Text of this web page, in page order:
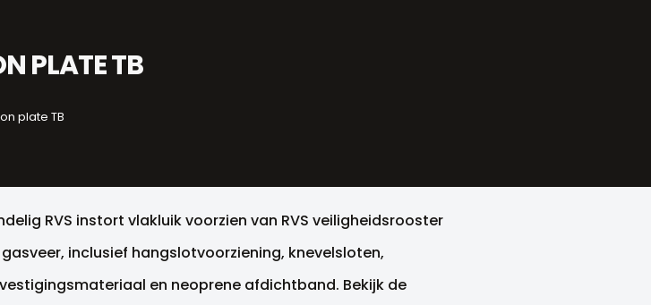
PLATE TB
plate TB
RVS instort vlakluik voorzien van RVS veiligheidsrooster
gasveer, inclusief hangslotvoorziening, knevelsloten,
en neoprene afdichtband. Bekijk de